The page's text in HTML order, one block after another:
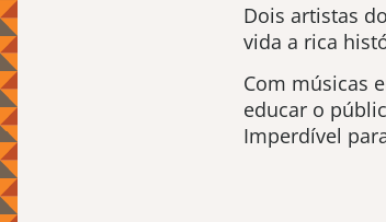
Dois artistas
vida a rica
Com músicas
educar o
Imperdível